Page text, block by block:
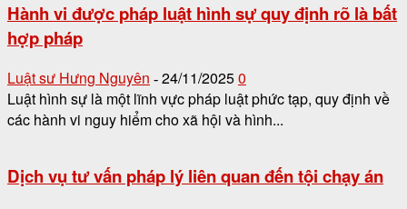
Hành vi được pháp luật hình sự quy định rõ là bất
hợp pháp
Luật sư Hưng Nguyên - 24/11/20250
Luật hình sự là một lĩnh vực pháp luật phức tạp, quy định về
các hành vi nguy hiểm cho xã hội và hình...
Dịch vụ tư vấn pháp lý liên quan đến tội chạy án